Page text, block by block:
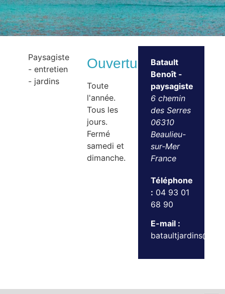
Paysagiste
- entretien
- jardins
Ouvertures
Toute
l'année.
Tous les
jours.
Fermé
samedi et
dimanche.
Batault
Benoît -
paysagiste
6 chemin
des Serres
06310
Beaulieu-
sur-Mer
France
Téléphone
: 04 93 01
68 90
E-mail :